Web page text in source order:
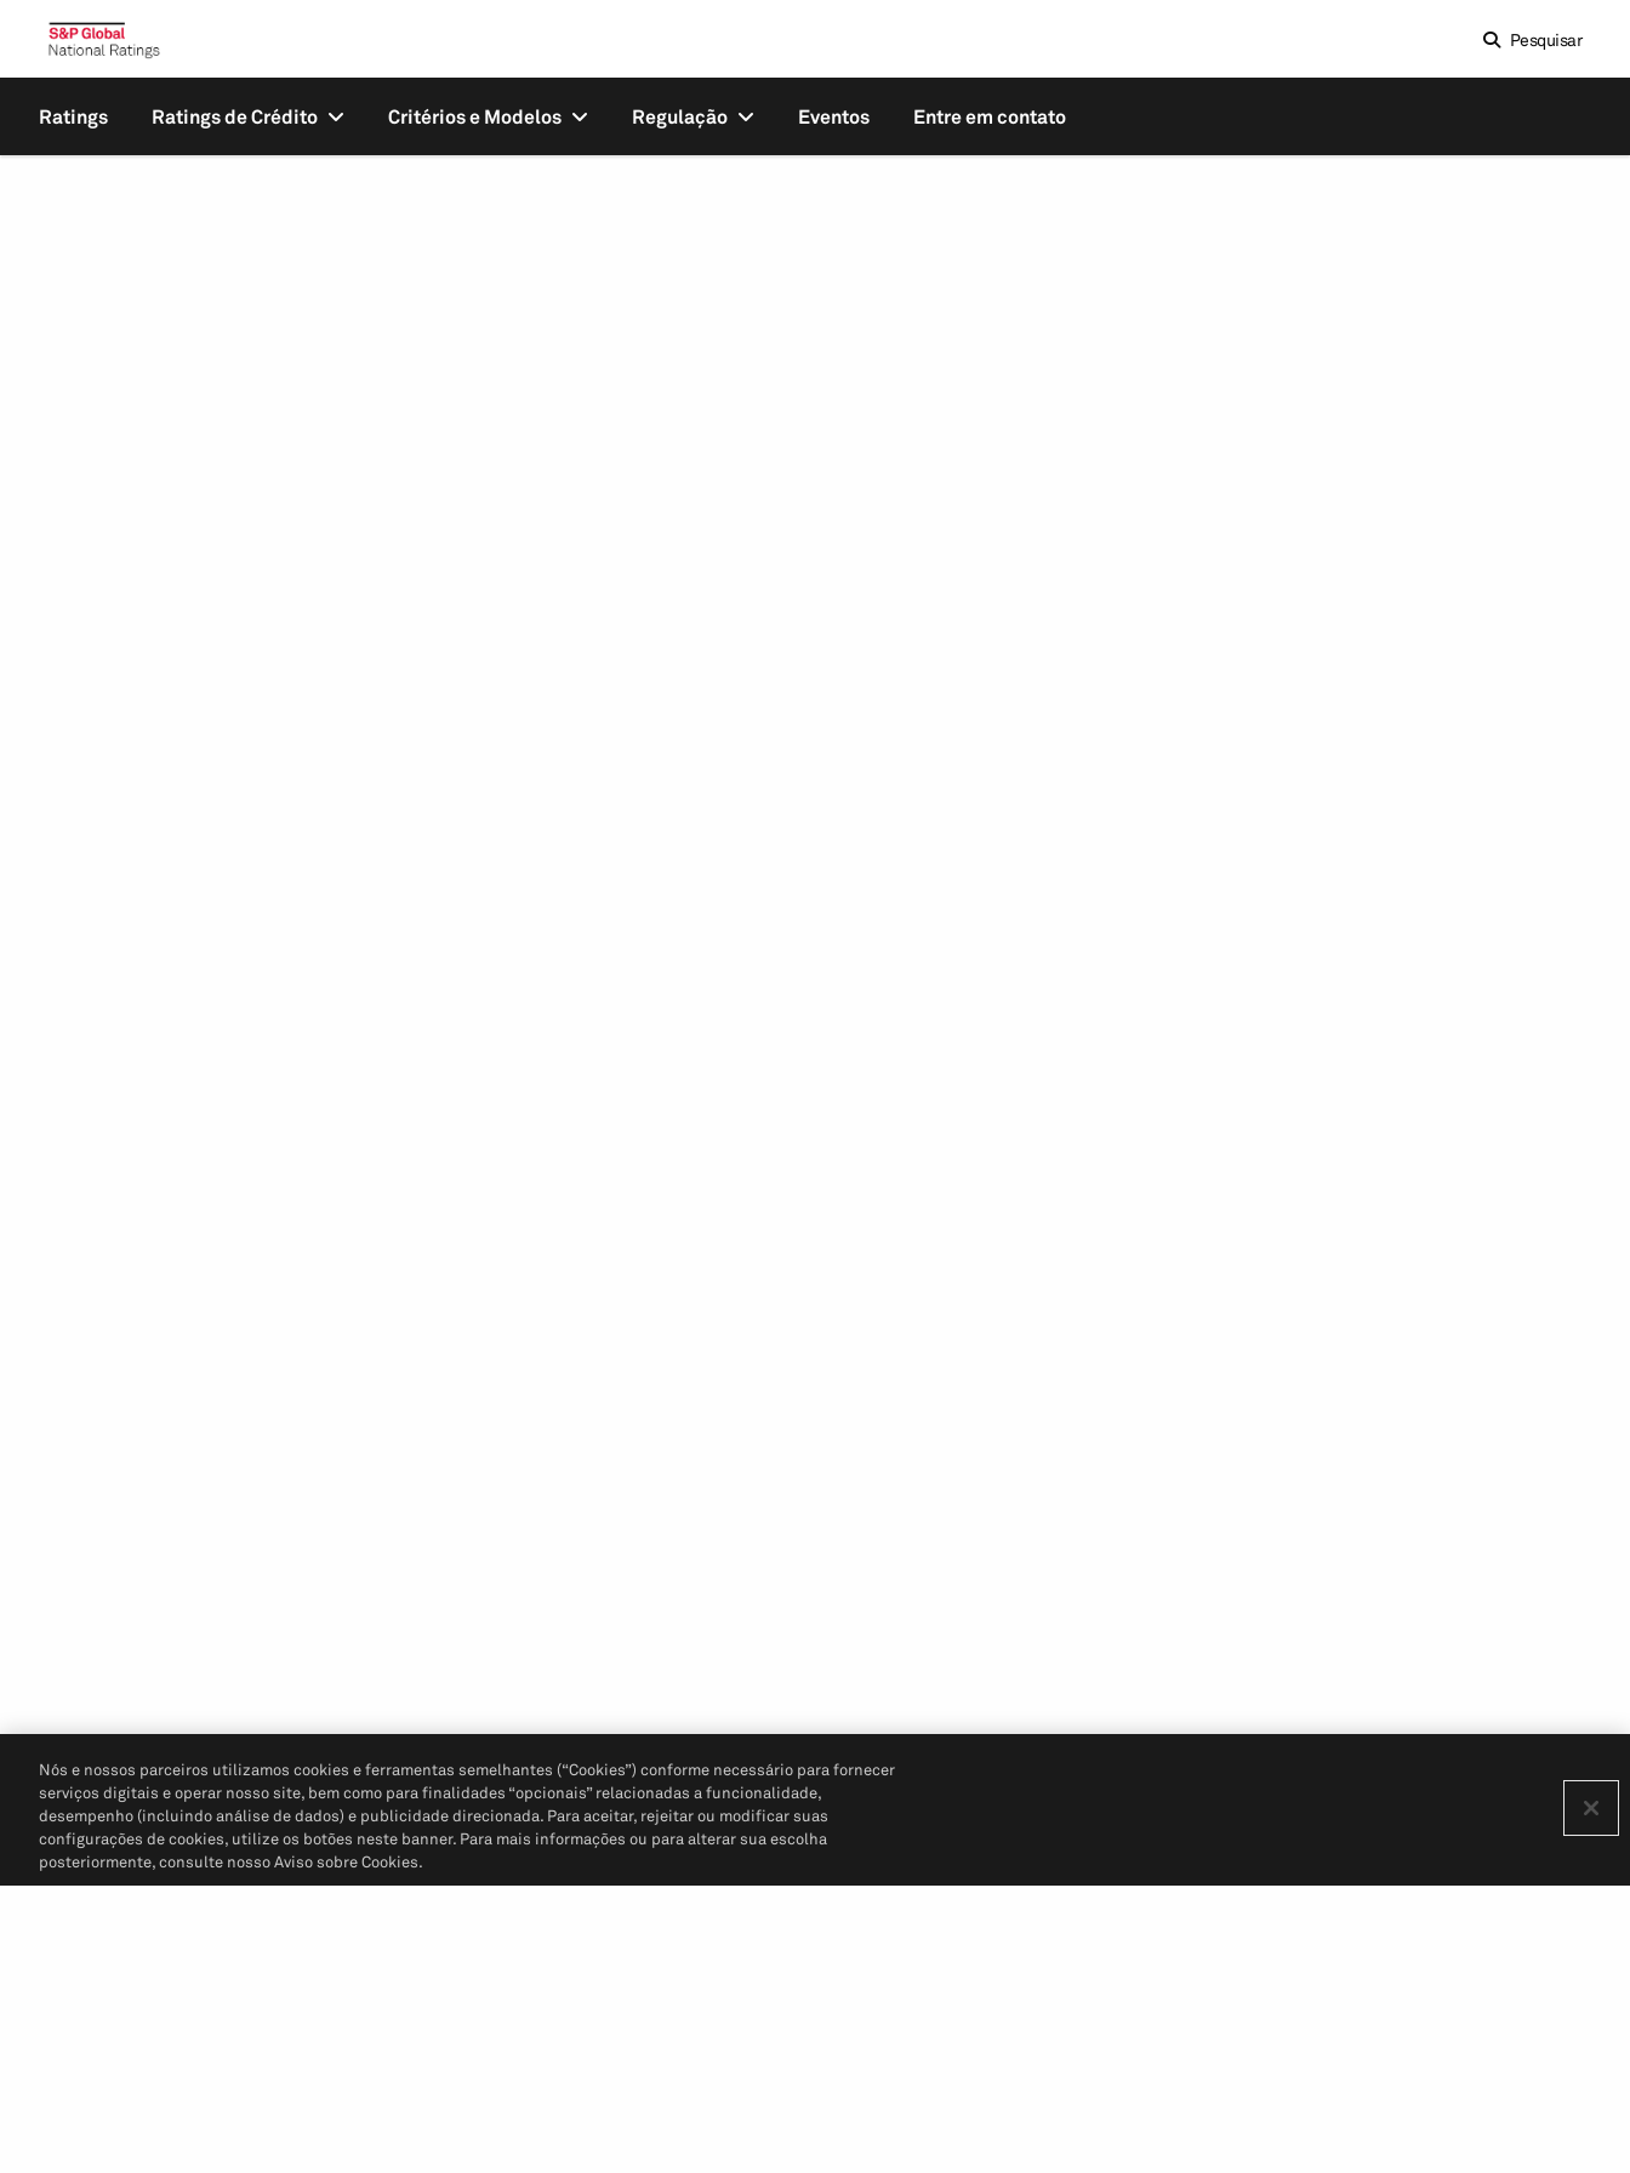
Pesquisar
Ratings Ratings de Crédito Critérios e Modelos Regulação Eventos Entre em contato
Nós e nossos parceiros utilizamos cookies e ferramentas semelhantes (“Cookies”) conforme necessário para fornecer
serviços digitais e operar nosso site, bem como para finalidades “opcionais” relacionadas a funcionalidade,
desempenho (incluindo análise de dados) e publicidade direcionada. Para aceitar, rejeitar ou modificar suas
configurações de cookies, utilize os botões neste banner. Para mais informações ou para alterar sua escolha
posteriormente, consulte nosso Aviso sobre Cookies.